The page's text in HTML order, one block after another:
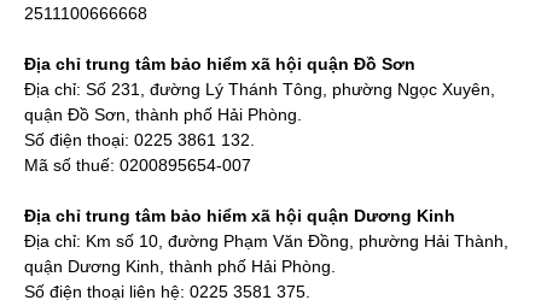
2511100666668
Địa chỉ trung tâm bảo hiểm xã hội quận Đồ Sơn
Địa chỉ: Số 231, đường Lý Thánh Tông, phường Ngọc Xuyên,
quận Đồ Sơn, thành phố Hải Phòng.
Số điện thoại: 0225 3861 132.
Mã số thuế: 0200895654-007
Địa chỉ trung tâm bảo hiểm xã hội quận Dương Kinh
Địa chỉ: Km số 10, đường Phạm Văn Đồng, phường Hải Thành,
quận Dương Kinh, thành phố Hải Phòng.
Số điện thoại liên hệ: 0225 3581 375.